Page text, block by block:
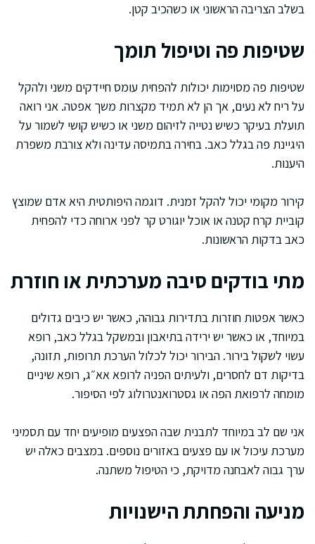
בשלב הצריבה הראשוני או כשהכיב קטן.
שטיפות פה וטיפול תומך
שטיפות פה מסוימות יכולות להפחית עומס חיידקים משני ולהקל
על ריח לא נעים, אך הן לא תמיד מקצרות משך אפטה. אני רואה
תועלת בעיקר כשיש נטייה לזיהום משני או כשיש קושי לשמור על
היגיינת פה בגלל כאב. בחירה בתמיסה עדינה ולא צורבת משפרת
היענות.
קירור מקומי יכול להקל זמנית. דוגמה היפותטית היא אדם שמוצץ
קוביית קרח קטנה או אוכל יוגורט קר לפני ארוחה כדי להפחית
כאב בדקות הראשונות.
מתי בודקים סיבה מערכתית או חוזרת
כאשר אפטות חוזרות בתדירות גבוהה, כאשר יש כיבים גדולים
במיוחד, או כאשר יש ירידה בתיאבון ובמשקל בגלל כאב, רופא
עשוי לשקול בירור. הבירור יכול לכלול הערכת תרופות, תזונה,
בדיקות דם לחסרים, ולעיתים הפניה לרופא אא״ג, רופא שיניים
מומחה לרפואת הפה או גסטרואנטרולוג לפי הסיפור.
אני שם לב במיוחד לתבנית שבה הפצעים מופיעים יחד עם תסמיני
מערכת עיכול או עם פצעים באזורים נוספים. במצבים כאלה יש
ערך גבוה לאבחנה מדויקת, כי הטיפול משתנה.
מניעה והפחתת הישנויות